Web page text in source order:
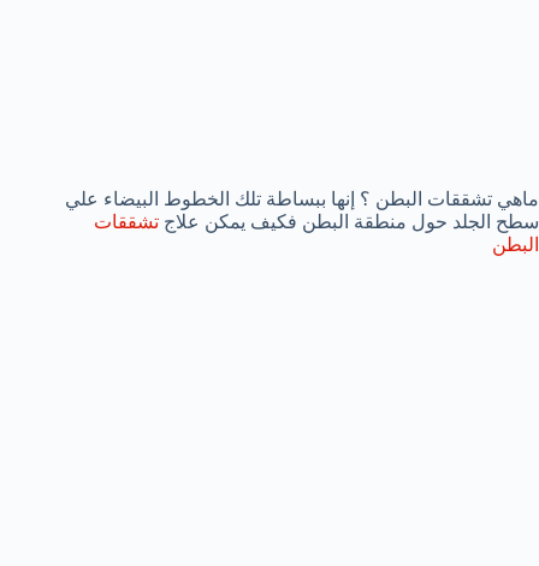
ماهي تشققات البطن ؟ إنها ببساطة تلك الخطوط البيضاء علي
سطح الجلد حول منطقة البطن فكيف يمكن علاج تشققات
البطن